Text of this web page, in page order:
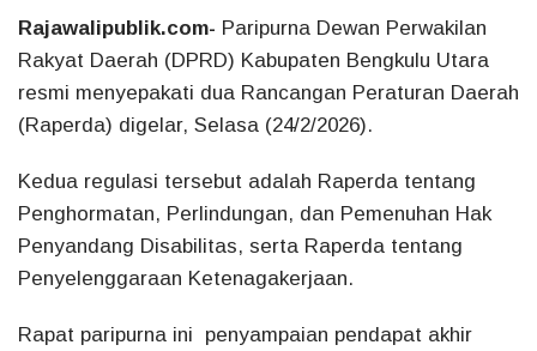
Rajawalipublik.com- Paripurna Dewan Perwakilan
Rakyat Daerah (DPRD) Kabupaten Bengkulu Utara
resmi menyepakati dua Rancangan Peraturan Daerah
(Raperda) digelar, Selasa (24/2/2026).
Kedua regulasi tersebut adalah Raperda tentang
Penghormatan, Perlindungan, dan Pemenuhan Hak
Penyandang Disabilitas, serta Raperda tentang
Penyelenggaraan Ketenagakerjaan.
Rapat paripurna ini penyampaian pendapat akhir